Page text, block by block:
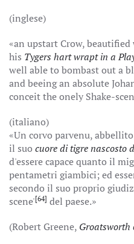
(inglese)
«an upstart Crow,
his Tygers hart wrapt in a
well able to bombast out a
and beeing an absolute
conceit the onely Shake-
(italiano)
«Un corvo parvenu,
il suo cuore di tigre nascosto
d'essere capace quanto il
pentametri giambici; ed
secondo il suo proprio
scene'[64] del paese.»
(Robert Greene, Groatsworth